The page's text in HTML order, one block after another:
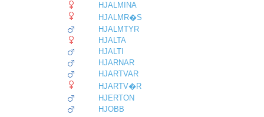
HJALMINA
HJALMR�S
HJALMTYR
HJALTA
HJALTI
HJARNAR
HJARTVAR
HJARTV�R
HJERTON
HJOBB